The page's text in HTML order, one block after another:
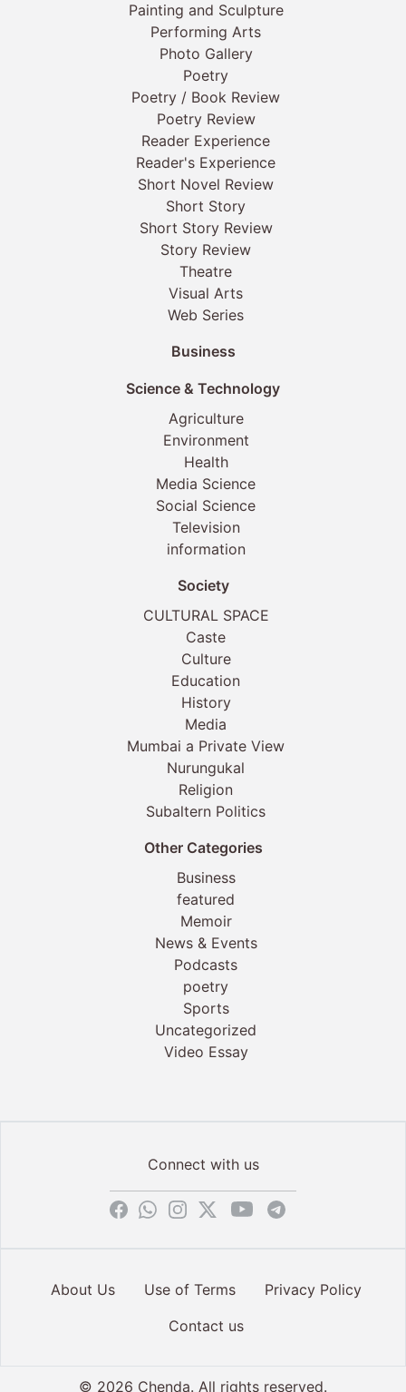
Painting and Sculpture
Performing Arts
Photo Gallery
Poetry
Poetry / Book Review
Poetry Review
Reader Experience
Reader's Experience
Short Novel Review
Short Story
Short Story Review
Story Review
Theatre
Visual Arts
Web Series
Business
Science & Technology
Agriculture
Environment
Health
Media Science
Social Science
Television
information
Society
CULTURAL SPACE
Caste
Culture
Education
History
Media
Mumbai a Private View
Nurungukal
Religion
Subaltern Politics
Other Categories
Business
featured
Memoir
News & Events
Podcasts
poetry
Sports
Uncategorized
Video Essay
Connect with us
About Us Use of Terms
Privacy Policy
Contact us
© 2026 Chenda. All rights reserved.